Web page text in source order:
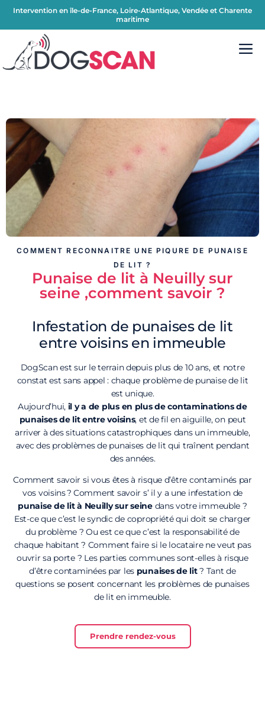
Intervention en île-de-France, Loire-Atlantique, Vendée et Charente
maritime
COMMENT RECONNAITRE UNE PIQURE DE PUNAISE
DE LIT ?
Punaise de lit à Neuilly sur
seine ,comment savoir ?
Infestation de punaises de lit
entre voisins en immeuble
DogScan est sur le terrain depuis plus de 10 ans, et notre
constat est sans appel : chaque problème de punaise de lit
est unique.
Aujourd’hui, il y a de plus en plus de contaminations de
punaises de lit entre voisins, et de fil en aiguille, on peut
arriver à des situations catastrophiques dans un immeuble,
avec des problèmes de punaises de lit qui traînent pendant
des années.
Comment savoir si vous êtes à risque d’être contaminés par
vos voisins ? Comment savoir s’ il y a une infestation de
punaise de lit à Neuilly sur seinedans votre immeuble ?
Est-ce que c’est le syndic de copropriété qui doit se charger
du problème ? Ou est ce que c’est la responsabilité de
chaque habitant ? Comment faire si le locataire ne veut pas
ouvrir sa porte ? Les parties communes sont-elles à risque
d’être contaminées par les punaises de lit? Tant de
questions se posent concernant les problèmes de punaises
de lit en immeuble.
Prendre rendez-vous